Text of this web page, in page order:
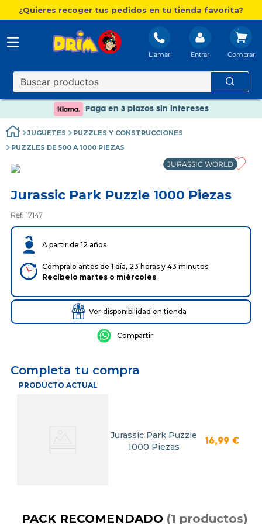
¿Quieres recoger tus pedidos en tu tienda favorita?
Llamar Entrar
Nuevo catálogo Aire Libre
Envío gratis. A partir de 60€(excepto Baleares)
Paga en 3 plazos sin intereses
Paga en 3 plazos sin intereses
JUGUETES
PUZZLES Y CONSTRUCCIONES
PUZZLES DE 500 A 1000 PIEZAS
JURASSIC WORLD
Jurassic Park Puzzle 1000 Piezas
Ref. 17147
A partir de 12 años
Cómpralo antes de 1 día, 23 horas y 43 minutos
Recíbelo martes o miércoles
Ver disponibilidad en tienda
Completa tu compra
PRODUCTO ACTUAL
Jurassic Park Puzzle
1000 Piezas
16,99 €
PACK RECOMENDADO (1 productos)